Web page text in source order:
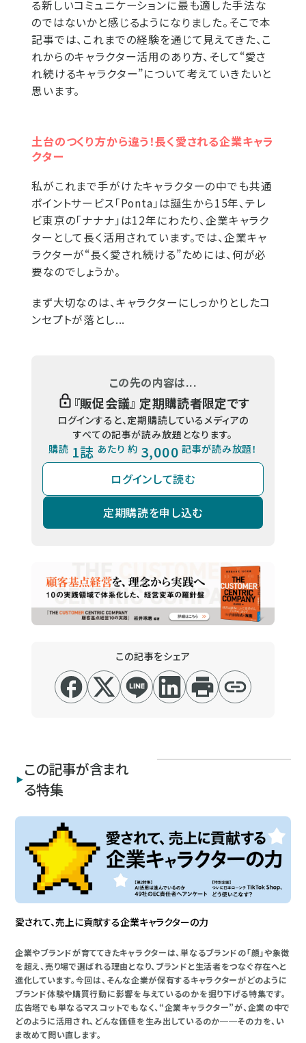
る新しいコミュニケーションに最も適した手法な
のではないかと感じるようになりました。そこで本
記事では、これまでの経験を通じて見えてきた、こ
れからのキャラクター活用のあり方、そして“愛さ
れ続けるキャラクター”について考えていきたいと
思います。
土台のつくり方から違う！長く愛される企業キャラ
クター
私がこれまで手がけたキャラクターの中でも共通
ポイントサービス「Ponta」は誕生から15年、テレ
ビ東京の「ナナナ」は12年にわたり、企業キャラク
ターとして長く活用されています。では、企業キャ
ラクターが“長く愛され続ける”ためには、何が必
要なのでしょうか。
まず大切なのは、キャラクターにしっかりとしたコ
ンセプトが落とし...
この先の内容は...
『販促会議』 定期購読者限定です
ログインすると、定期購読しているメディアの
すべての記事が読み放題となります。
購読 1誌 あたり 約 3,000 記事が読み放題！
ログインして読む
定期購読を申し込む
この記事をシェア
この記事が含まれ
る特集
愛されて、売上に貢献する企業キャラクターの力
企業やブランドが育ててきたキャラクターは、単なるブランドの「顔」や象徴
を超え、売り場で選ばれる理由となり、ブランドと生活者をつなぐ存在へと
進化しています。今回は、そんな企業が保有するキャラクターがどのように
ブランド体験や購買行動に影響を与えているのかを掘り下げる特集です。
広告塔でも単なるマスコットでもなく、“企業キャラクター”が、企業の中で
どのように活用され、どんな価値を生み出しているのか──その力を、い
ま改めて問い直します。